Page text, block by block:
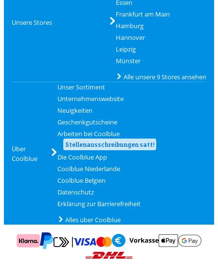
Unsere Stores
Essen
Frankfurt am Main
Hamburg
Hannover
Leipzig
Münster
Alle unsere 9 Stores ansehen
Über
Coolblue
Unser Sortiment
Unternehmenswebsite
Neuigkeiten
Geschenkgutscheine
Arbeiten bei Coolblue
Stellenausschreibungen satt!
Die Coolblue App
Coolblue Niederlande
Coolblue Belgien
Datenschutz
Erklärung zur Barrierefreiheit
Alles über Coolblue
Zahlung mit PayPal
Zahlung mit Mastercard und Visa über Click to Pay
Zahlung mit Vorkasse